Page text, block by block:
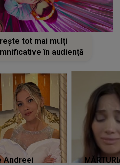
tot mai mulți
în audiență
Andreei